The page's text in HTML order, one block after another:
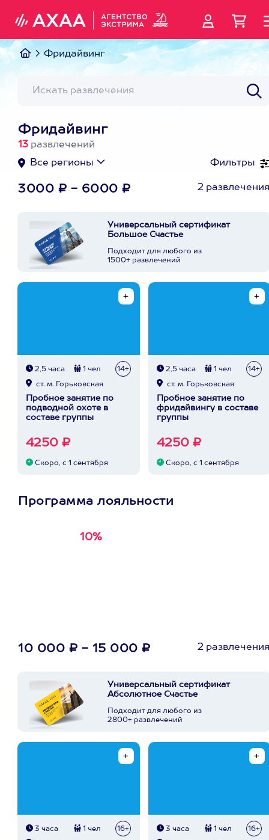
Фридайвинг
Фридайвинг
13 развлечений
Фильтры
Все регионы
3000 ₽ - 6000 ₽ 2
Универсальный сертификат
Большое Счастье
Подходит для любого из
1500+ развлечений
2,5 часа 1 чел 14+
ст. м. Горьковская
Пробное занятие по
подводной охоте в
составе группы
4250 ₽
Скоро, с 1 сентября
2,5 часа 1 чел 14+
ст. м. Горьковская
Пробное занятие по
фридайвингу в составе
группы
4250 ₽
Скоро, с 1 сентября
Программа лояльности
10%
10 000 ₽ - 15 000 ₽ 2
Универсальный сертификат
Абсолютное Счастье
Подходит для любого из
2800+ развлечений
3 часа 1 чел 16+ 3 часа 1 чел 16+